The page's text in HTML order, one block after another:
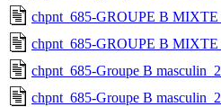
chpnt_685-GROUPE B
chpnt_685-GROUPE B
chpnt_685-Groupe B
chpnt_685-Groupe B